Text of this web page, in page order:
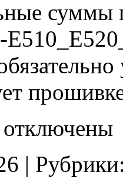
суммы
записи
отключены
|